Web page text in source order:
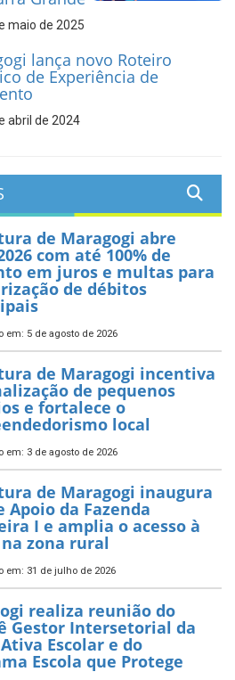
maio de 2025
lança novo Roteiro
de Experiência de
abril de 2024
de Maragogi abre
com até 100% de
em juros e multas para
de débitos
em: 5 de agosto de 2026
de Maragogi incentiva
de pequenos
e fortalece o
local
em: 3 de agosto de 2026
de Maragogi inaugura
Apoio da Fazenda
I e amplia o acesso à
zona rural
em: 31 de julho de 2026
realiza reunião do
Gestor Intersetorial da
Escolar e do
Escola que Protege